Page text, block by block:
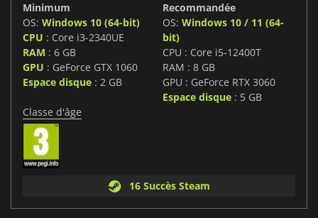
Minimum
OS: Windows 10 (64-bit)
CPU : Core i3-2340UE
RAM : 6 GB
GPU : GeForce GTX 1060
Espace disque : 2 GB
Recommandée
OS: Windows 10 / 11 (64-
bit)
CPU : Core i5-12400T
RAM : 8 GB
GPU : GeForce RTX 3060
Espace disque : 5 GB
Classe d'âge
16 Succès Steam